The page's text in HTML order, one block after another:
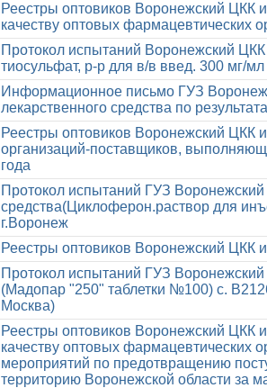
Реестры оптовиков Воронежский
качеству оптовых фармацевтических
Протокол испытаний Воронежский
тиосульфат, р-р для в/в введ. 300 мг/
Информационное письмо ГУЗ
лекарственного средства по
Реестры оптовиков Воронежский
организаций-поставщиков,
года
Протокол испытаний ГУЗ
средства(Циклоферон.раствор для
г.Воронеж
Реестры оптовиков Воронежский
Протокол испытаний ГУЗ
(Мадопар "250" таблетки №100) с.
Москва)
Реестры оптовиков Воронежский
качеству оптовых фармацевтических
мероприятий по предотвращению
территорию Воронежской области за